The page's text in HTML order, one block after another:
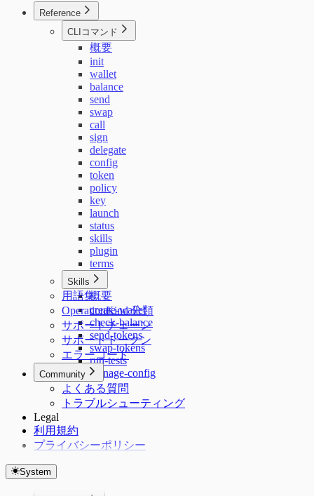
Reference
CLIコマンド
概要
init
wallet
balance
send
swap
call
sign
delegate
config
token
policy
key
launch
status
skills
plugin
terms
Skills
概要
create-wallet
check-balance
send-tokens
swap-tokens
run-tests
manage-config
用語集
OperationKind 分類
サポートチェーン
サポートトークン
エラーコード
Community
よくある質問
トラブルシューティング
Legal
利用規約
プライバシーポリシー
System